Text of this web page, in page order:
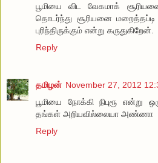
பூமியை விட வேகமாக்
தொடர்ந்து சூரியனை
புரிந்திருக்கும் என்று கருதுகிறேன்.
Reply
தமிழன் November 27, 2012
பூமியை நோக்கி நிபுரூ என்று
தங்கள் அறியவில்லையா அண்ணா
Reply